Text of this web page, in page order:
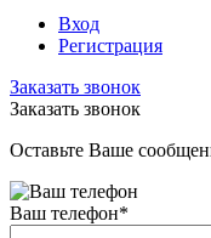
Вход
Регистрация
Заказать звонок
Заказать звонок
Оставьте Ваше
Ваш телефон*